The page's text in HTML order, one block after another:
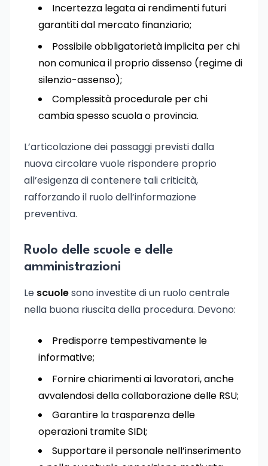
Incertezza legata ai rendimenti futuri
garantiti dal mercato finanziario;
Possibile obbligatorietà implicita per chi
non comunica il proprio dissenso (regime di
silenzio-assenso);
Complessità procedurale per chi
cambia spesso scuola o provincia.
L’articolazione dei passaggi previsti dalla
nuova circolare vuole rispondere proprio
all’esigenza di contenere tali criticità,
rafforzando il ruolo dell’informazione
preventiva.
Ruolo delle scuole e delle
amministrazioni
Le scuolesono investite di un ruolo centrale
nella buona riuscita della procedura. Devono:
Predisporre tempestivamente le
informative;
Fornire chiarimenti ai lavoratori, anche
avvalendosi della collaborazione delle RSU;
Garantire la trasparenza delle
operazioni tramite SIDI;
Supportare il personale nell’inserimento